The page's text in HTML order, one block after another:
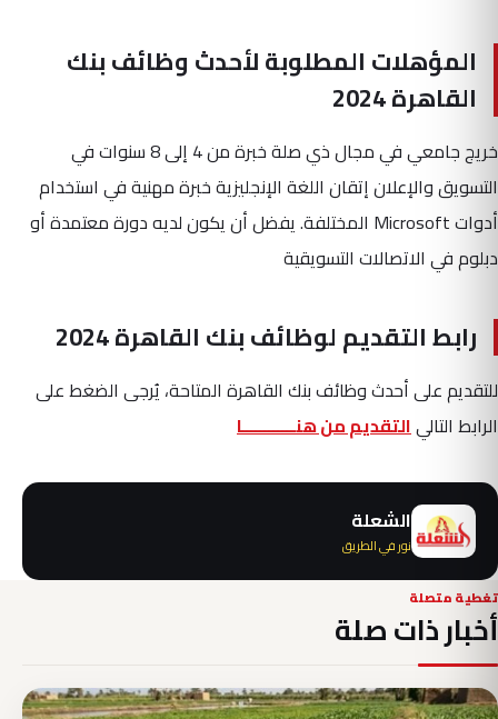
المؤهلات المطلوبة لأحدث وظائف بنك
القاهرة 2024
خريج جامعي في مجال ذي صلة خبرة من 4 إلى 8 سنوات في
التسويق والإعلان إتقان اللغة الإنجليزية خبرة مهنية في استخدام
أدوات Microsoft المختلفة. يفضل أن يكون لديه دورة معتمدة أو
دبلوم في الاتصالات التسويقية
رابط التقديم لوظائف بنك القاهرة 2024
للتقديم على أحدث وظائف بنك القاهرة المتاحة، يُرجى الضغط على
الرابط التاليالتقديم من هنــــــــــــا
الشعلة
نور في الطريق
تغطية متصلة
أخبار ذات صلة